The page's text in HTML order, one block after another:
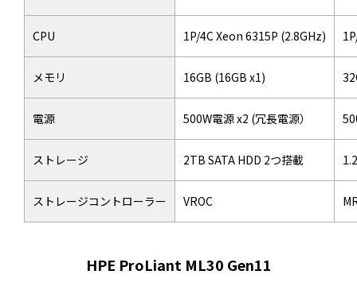
CPU 1P/4C Xeon 6315P (2.8GHz)
メモリ 16GB (16GB x1)
電源 500W電源 x2 (冗長電源）
ストレージ 2TB SATA HDD 2つ搭載
ストレージコントローラー VROC
HPE ProLiant ML30 Gen11